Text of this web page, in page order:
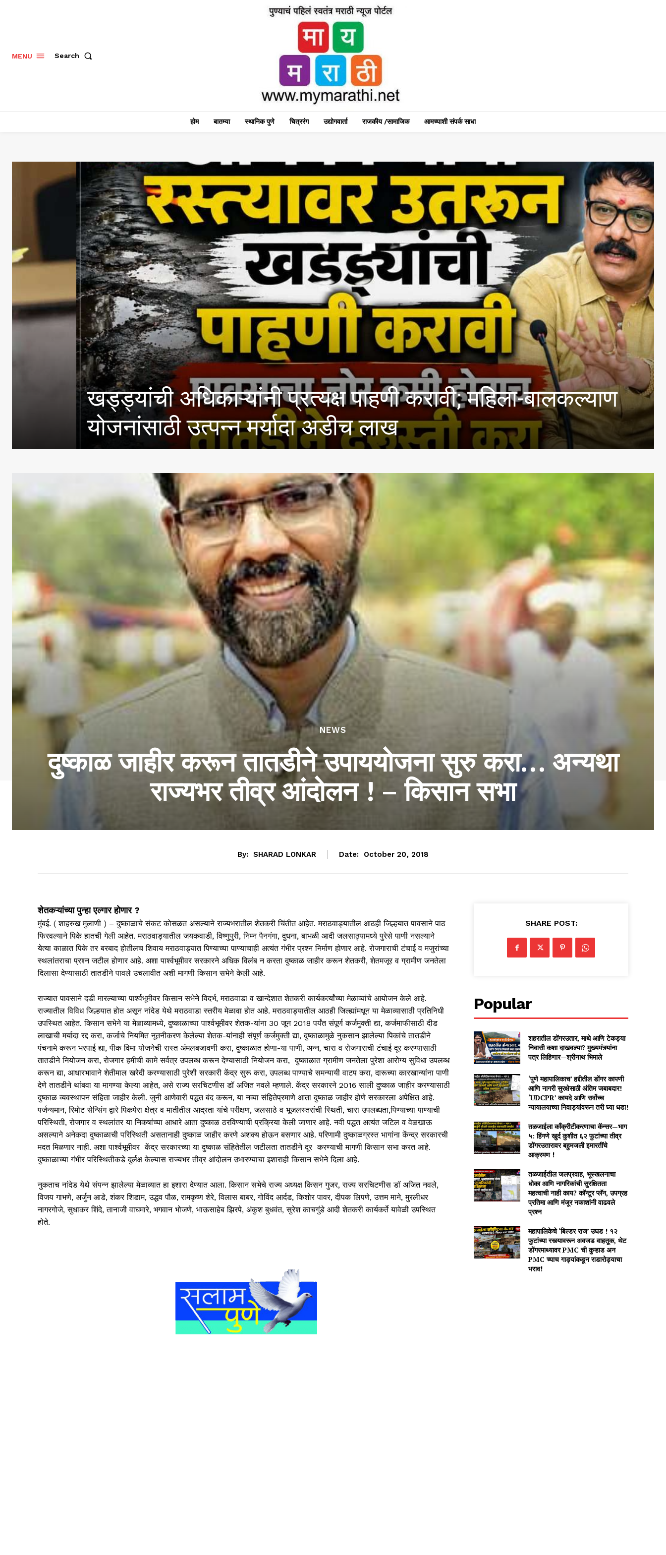
MENU Search
होम बातम्या स्थानिक पुणे चित्ररंग उद्योगवार्ता राजकीय /सामाजिक आमच्याशी संपर्क साधा
करावी; महिला-बालकल्याण
३६ देशांतून २७४ फरार आरोपी
मिळवल्याचा केंद्राचा दावा
NEWS
दुष्काळ जाहीर करून तातडीने उपाययोजना सुरु करा… अन्यथा
राज्यभर तीव्र आंदोलन ! – किसान सभा
By: SHARAD LONKAR Date: October 20, 2018
शेतकऱ्यांच्या पुन्हा एल्गार होणार ?
मुंबई. ( शाहरुख मुलाणी ) – दुष्काळाचे संकट कोसळत असल्याने राज्यभरातील शेतकरी चिंतीत आहेत. मराठवाड्यातील आठही जिल्हयात पावसाने पाठ
फिरवल्याने पिके हातची गेली आहेत. मराठवाड्यातील जयकवाडी, विष्णुपुरी, निम्न पैनगंगा, दुधना, बाभळी आदी जलसाठ्यामध्ये पुरेसे पाणी नसल्याने
येत्या काळात पिके तर बरबाद होतीलच शिवाय मराठवाड्यात पिण्याच्या पाण्याचाही अत्यंत गंभीर प्रश्न निर्माण होणार आहे. रोजगाराची टंचाई व मजुरांच्या
स्थलांतराचा प्रश्न जटील होणार आहे. अशा पार्श्वभूमीवर सरकारने अधिक विलंब न करता दुष्काळ जाहीर करून शेतकरी, शेतमजूर व ग्रामीण जनतेला
दिलासा देण्यासाठी तातडीने पावले उचलावीत अशी मागणी किसान सभेने केली आहे.
राज्यात पावसाने दडी मारल्याच्या पार्श्वभूमीवर किसान सभेने विदर्भ, मराठवाडा व खान्देशात शेतकरी कार्यकर्त्यांच्या मेळाव्यांचे आयोजन केले आहे.
राज्यातील विविध जिल्हयात होत असून नांदेड येथे मराठवाडा स्तरीय मेळावा होत आहे. मराठवाड्यातील आठही जिल्ह्यांमधून या मेळाव्यासाठी प्रतिनिधी
उपस्थित आहेत. किसान सभेने या मेळाव्यामध्ये, दुष्काळाच्या पार्श्वभूमीवर शेतक-यांना 30 जून 2018 पर्यंत संपूर्ण कर्जमुक्ती द्या, कर्जमाफीसाठी दीड
लाखाची मर्यादा रद्द करा, कर्जाचे नियमित नूतनीकरण केलेल्या शेतक-यांनाही संपूर्ण कर्जमुक्ती द्या, दुष्काळामुळे नुकसान झालेल्या पिकांचे तातडीने
पंचनामे करून भरपाई द्या, पीक विमा योजनेची रास्त अंमलबजावणी करा, दुष्काळात होणा-या पाणी, अन्न, चारा व रोजगाराची टंचाई दूर करण्यासाठी
तातडीने नियोजन करा, रोजगार हमीची कामे सर्वत्र उपलब्ध करून देण्यासाठी नियोजन करा, दुष्काळात ग्रामीण जनतेला पुरेशा आरोग्य सुविधा उपलब्ध
करून द्या, आधारभावाने शेतीमाल खरेदी करण्यासाठी पुरेशी सरकारी केंद्र सुरू करा, उपलब्ध पाण्याचे समन्यायी वाटप करा, दारूच्या कारखान्यांना पाणी
देणे तातडीने थांबवा या मागण्या केल्या आहेत, असे राज्य सरचिटणीस डॉ अजित नवले म्हणाले. केंद्र सरकारने 2016 साली दुष्काळ जाहीर करण्यासाठी
दुष्काळ व्यवस्थापन संहिता जाहीर केली. जुनी आणेवारी पद्धत बंद करून, या नव्या संहितेप्रमाणे आता दुष्काळ जाहीर होणे सरकारला अपेक्षित आहे.
पर्जन्यमान, रिमोट सेन्सिंग द्वारे पिकपेरा क्षेत्र व मातीतील आद्रता यांचे परीक्षण, जलसाठे व भूजलस्तरांची स्थिती, चारा उपलब्धता,पिण्याच्या पाण्याची
परिस्थिती, रोजगार व स्थलांतर या निकषांच्या आधारे आता दुष्काळ ठरविण्याची प्रक्रिया केली जाणार आहे. नवी पद्धत अत्यंत जटिल व वेळखाऊ
असल्याने अनेकदा दुष्काळाची परिस्थिती असतानाही दुष्काळ जाहीर करणे अशक्य होऊन बसणार आहे. परिणामी दुष्काळग्रस्त भागांना केंन्द्र सरकारची
मदत मिळणार नाही. अशा पार्श्वभूमीवर केंद्र सरकारच्या या दुष्काळ संहितेतील जटीलता तातडीने दूर करण्याची मागणी किसान सभा करत आहे.
दुष्काळाच्या गंभीर परिस्थितीकडे दुर्लक्ष केल्यास राज्यभर तीव्र आंदोलन उभारण्याचा इशाराही किसान सभेने दिला आहे.
नुकताच नांदेड येथे संपन्न झालेल्या मेळाव्यात हा इशारा देण्यात आला. किसान सभेचे राज्य अध्यक्ष किसन गुजर, राज्य सरचिटणीस डॉ अजित नवले,
विजय गाभणे, अर्जुन आडे, शंकर शिडाम, उद्धव पौळ, रामकृष्ण शेरे, विलास बाबर, गोविंद आर्दड, किशोर पावर, दीपक लिपणे, उत्तम माने, मुरलीधर
नागरगोजे, सुधाकर शिंदे, तानाजी वाघमारे, भगवान भोजणे, भाऊसाहेब झिरपे, अंकुश बुधवंत, सुरेश काचगुंडे आदी शेतकरी कार्यकर्ते यावेळी उपस्थित
होते.
SHARE POST:
Popular
शहरातील डोंगरउतार, माथे आणि टेकड्या
निवासी कशा दाखवल्या? मुख्यमंत्र्यांना
पत्र लिहिणार—श्रीनाथ भिमाले
‘पुणे महापालिकाच’ हद्दीतील डोंगर कापणी
आणि नागरी सुरक्षेसाठी अंतिम जबाबदार!
‘UDCPR’ कायदे आणि सर्वोच्च
न्यायालयाच्या निवाड्यांवरून तरी घ्या धडा!
तळजाईला काँक्रीटीकरणाचा कॅन्सर—भाग
५: हिंगणे खुर्द कुशीत ६२ फुटांच्या तीव्र
डोंगरउतारावर बहुमजली इमारतींचे
आक्रमण !
तळजाईतील जलप्रवाह, भूस्खलनाचा
धोका आणि नागरिकांची सुरक्षितता
महत्वाची नाही काय? कॉन्टूर प्लॅन, उपग्रह
प्रतिमा आणि मंजूर नकाशांनी वाढवले
प्रश्न
महापालिकेचे ‘बिल्डर राज’ उघड ! १२
फुटांच्या रस्त्यावरून अवजड वाहतूक, थेट
डोंगरमाथ्यावर PMC ची कुऱ्हाड अन
PMC च्याच गाड्यांकडून राडारोड्याचा
भराव!